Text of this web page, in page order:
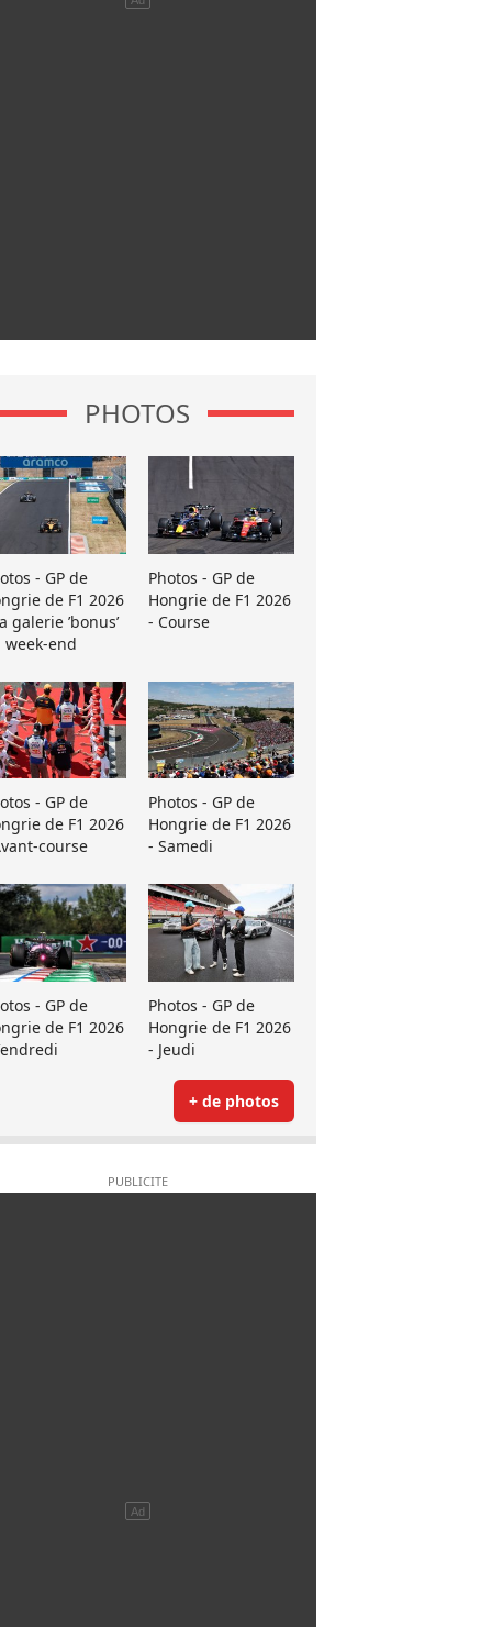
PHOTOS
- GP de
de F1 2026
galerie ’bonus’
week-end
Photos - GP de
Hongrie de F1 2026
- Course
- GP de
de F1 2026
course
Photos - GP de
Hongrie de F1 2026
- Samedi
- GP de
de F1 2026
Photos - GP de
Hongrie de F1 2026
- Jeudi
+ de photos